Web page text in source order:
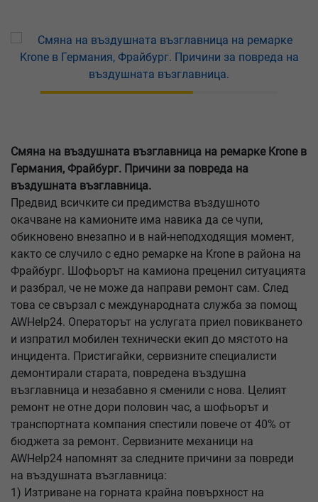
Смяна на въздушната възглавница на ремарке Krone в
Германия, Фрайбург. Причини за повреда на
въздушната възглавница.
Предвид всичките си предимства въздушното
окачване на камионите има навика да се чупи,
обикновено внезапно и в най-неподходящия момент,
както се случило с едно ремарке на Krone в района на
Фрайбург. Шофьорът на камиона преценил ситуацията
и разбрал, че не може да направи ремонт сам. След
това се свързал с международната служба за помощ
AWHelp24. Операторът на услугата приел повикването
и изпратил мобилен технически екип до мястото на
инцидента. Пристигайки, сервизните специалисти
демонтирали старата, повредена въздушна
възглавница и незабавно я сменили с нова. Целият
ремонт не отне дори половин час, а шофьорът и
транспортната компания спестили повече от 40% от
бюджета за ремонт. Сервизните механици на
AWHelp24 напомнят за следните причини за повреди
на въздушната възглавница:
1) Изтриване на горната крайна повърхност на